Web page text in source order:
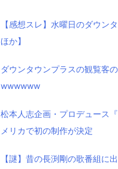
【感想スレ】水曜日のダウン
ほか】
ダウンタウンプラスの観覧客
wwwwww
松本人志企画・プロデュース
メリカで初の制作が決定
【謎】昔の長渕剛の歌番組に